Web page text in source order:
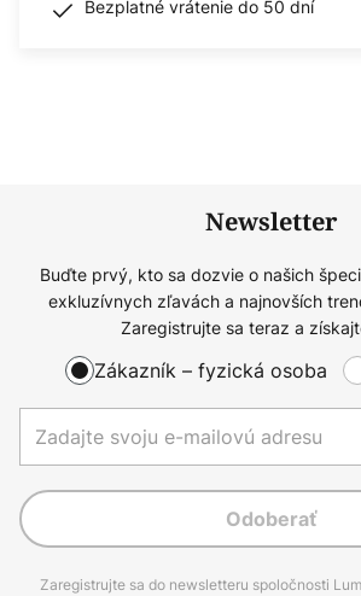
Bezplatné vrátenie do 50 dní
Newsletter
Buďte prvý, kto sa dozvie o našich
exkluzívnych zľavách a najnovších
Zaregistrujte sa teraz a
Zákazník – fyzická osoba
Odoberať
Zaregistrujte sa do newsletteru spoločnosti